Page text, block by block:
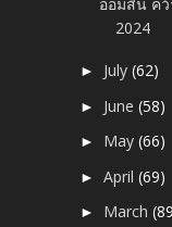
2024
► July(62)
► June(58)
► May(66)
►April(69)
► March